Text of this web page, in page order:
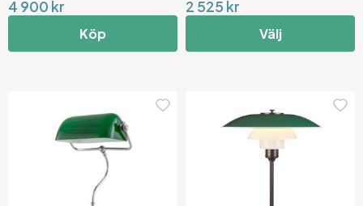
4 900 kr
Köp
2 525 kr
Välj